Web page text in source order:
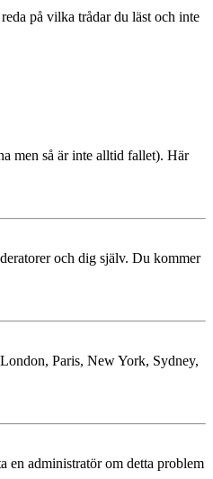
på vilka trådar du läst och inte
men så är inte alltid fallet). Här
och dig själv. Du kommer
Paris, New York, Sydney,
en administratör om detta problem